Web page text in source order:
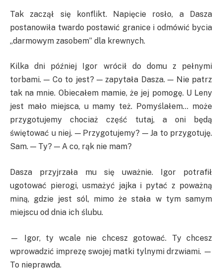
Tak zaczął się konflikt. Napięcie rosło, a Dasza
postanowiła twardo postawić granice i odmówić bycia
„darmowym zasobem” dla krewnych.
Kilka dni później Igor wrócił do domu z pełnymi
torbami. — Co to jest? — zapytała Dasza. — Nie patrz
tak na mnie. Obiecałem mamie, że jej pomogę. U Leny
jest mało miejsca, u mamy też. Pomyślałem… może
przygotujemy chociaż część tutaj, a oni będą
świętować u niej. — Przygotujemy? — Ja to przygotuję.
Sam. — Ty? — A co, rąk nie mam?
Dasza przyjrzała mu się uważnie. Igor potrafił
ugotować pierogi, usmażyć jajka i pytać z poważną
miną, gdzie jest sól, mimo że stała w tym samym
miejscu od dnia ich ślubu.
— Igor, ty wcale nie chcesz gotować. Ty chcesz
wprowadzić imprezę swojej matki tylnymi drzwiami. —
To nieprawda.